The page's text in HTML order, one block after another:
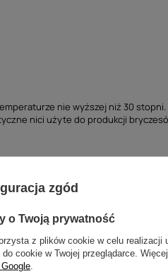
nie wyższej niż 30
nici użyte do produkcji
zgód
o Twoją prywatność
z plików cookie w celu realizacji
do cookie w Twojej przeglądarce.